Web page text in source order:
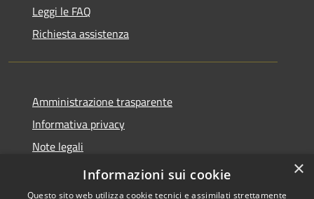
Leggi le FAQ
Richiesta assistenza
Amministrazione trasparente
Informativa privacy
Note legali
Dichiarazione di accessibilità
×
Informazioni sui cookie
Questo sito web utilizza cookie tecnici e assimilati strettamente